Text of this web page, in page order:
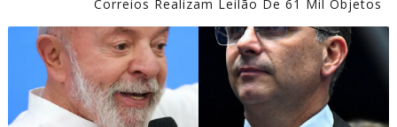
Correios Realizam Leilão De 61 Mil Objetos